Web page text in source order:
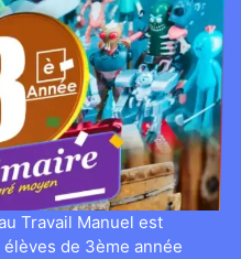
Travail Manuel est
de 3ème année